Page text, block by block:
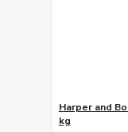
Harper and
kg